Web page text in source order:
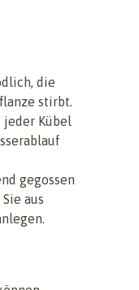
die
stirbt.
jeder Kübel
gegossen
aus